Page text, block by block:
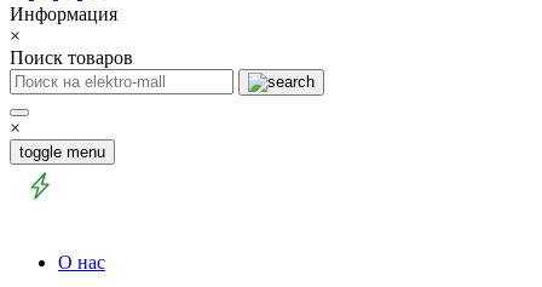
Информация
×
Поиск товаров
×
toggle menu
О нас